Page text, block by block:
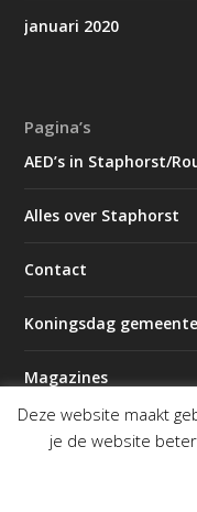
januari 2020
Pagina’s
AED’s in Staphorst/
Alles over Staphorst
Contact
Koningsdag
Magazines
2026 – Editie 1
Deze website maakt
je de website